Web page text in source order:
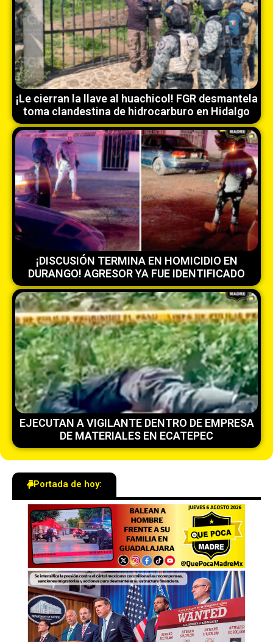
¡Le cierran la llave al huachicol! FGR desmantela
toma clandestina de hidrocarburo en Hidalgo
¡DISCUSIÓN TERMINA EN HOMICIDIO EN
DURANGO! AGRESOR YA FUE IDENTIFICADO
EJECUTAN A VIGILANTE DENTRO DE EMPRESA
DE MATERIALES EN ECATEPEC
Portada de hoy: